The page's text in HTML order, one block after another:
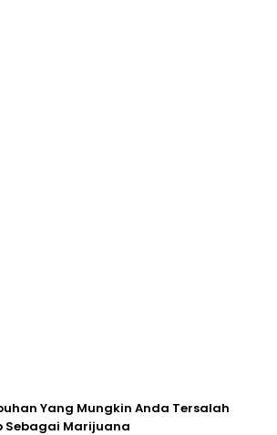
Yang Mungkin Anda Tersalah
Sebagai Marijuana